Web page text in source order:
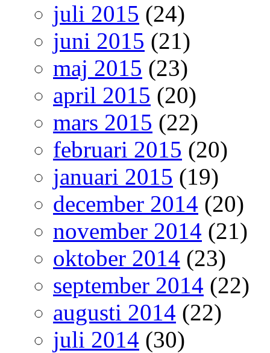
juli 2015 (24)
juni 2015 (21)
maj 2015 (23)
april 2015 (20)
mars 2015 (22)
februari 2015 (20)
januari 2015 (19)
december 2014 (20)
november 2014 (21)
oktober 2014 (23)
september 2014 (22)
augusti 2014 (22)
juli 2014 (30)